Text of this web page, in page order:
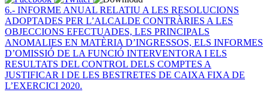
6.- INFORME ANUAL RELATIU A LES RESOLUCIONS
ADOPTADES PER L’ALCALDE CONTRÀRIES A LES
OBJECCIONS EFECTUADES, LES PRINCIPALS
ANOMALIES EN MATÈRIA D’INGRESSOS, ELS INFORMES
D’OMISSIÓ DE LA FUNCIÓ INTERVENTORA I ELS
RESULTATS DEL CONTROL DELS COMPTES A
JUSTIFICAR I DE LES BESTRETES DE CAIXA FIXA DE
L’EXERCICI 2020.